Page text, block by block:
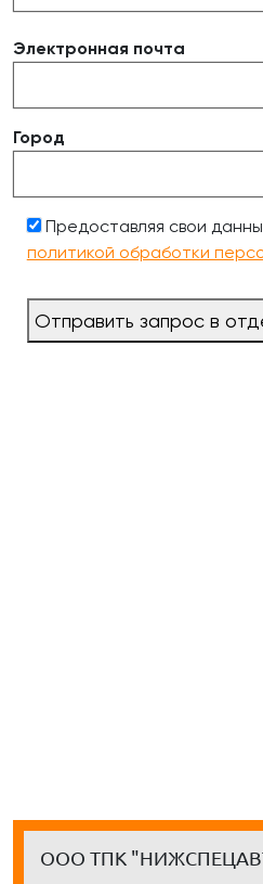
Электронная почта
Город
Предоставляя свои
политикой обработки
Отправить запрос в
ООО ТПК